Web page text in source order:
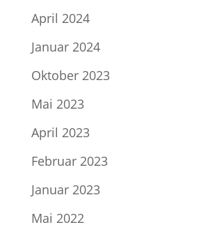
April 2024
Januar 2024
Oktober 2023
Mai 2023
April 2023
Februar 2023
Januar 2023
Mai 2022